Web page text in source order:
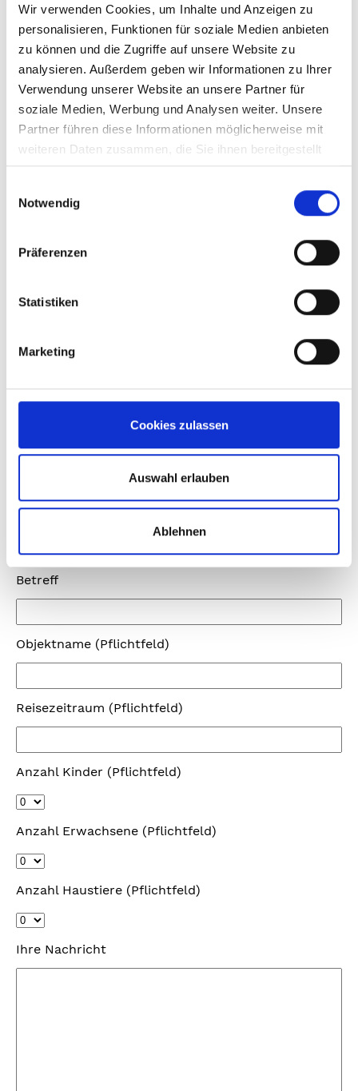
Wir verwenden Cookies, um Inhalte und Anzeigen zu
personalisieren, Funktionen für soziale Medien anbieten
zu können und die Zugriffe auf unsere Website zu
analysieren. Außerdem geben wir Informationen zu Ihrer
Verwendung unserer Website an unsere Partner für
soziale Medien, Werbung und Analysen weiter. Unsere
Partner führen diese Informationen möglicherweise mit
weiteren Daten zusammen, die Sie ihnen bereitgestellt
haben oder die sie im Rahmen Ihrer Nutzung der Dienste
werden auch bei der Auswahl von
gesetzt.
unseremDatenschutzhinweis
Notwendig
Präferenzen
Statistiken
Marketing
Cookies zulassen
Auswahl erlauben
Ablehnen
Ihr Name (Pflichtfeld)
Telefon (Pflichtfeld)
Ort (wird bei Buchungswunsch benötigt)
Adresse (wird bei Buchungswunsch benötigt)
Betreff
Objektname (Pflichtfeld)
Reisezeitraum (Pflichtfeld)
Anzahl Kinder (Pflichtfeld)
Anzahl Erwachsene (Pflichtfeld)
Anzahl Haustiere (Pflichtfeld)
Ihre Nachricht